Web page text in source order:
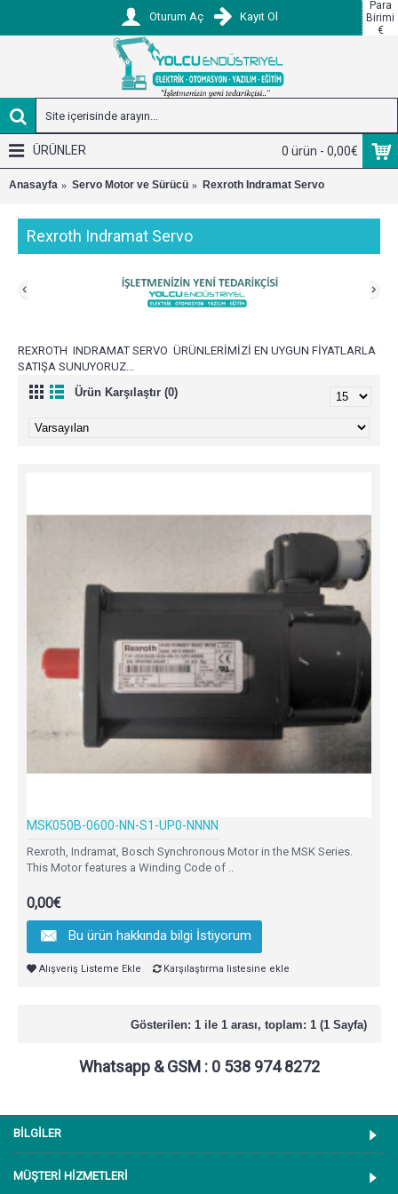
Para
Birimi
€
Oturum Aç Kayıt Ol
0 ürün - 0,00€
ÜRÜNLER
Anasayfa Servo Motor ve Sürücü Rexroth Indramat Servo
Rexroth Indramat Servo
REXROTH INDRAMAT SERVO ÜRÜNLERİMİZİ EN UYGUN FİYATLARLA
SATIŞA SUNUYORUZ...
Ürün Karşılaştır (0)
MSK050B-0600-NN-S1-UP0-NNNN
Rexroth, Indramat, Bosch Synchronous Motor in the MSK Series.
This Motor features a Winding Code of ..
0,00€
Bu ürün hakkında bilgi İstiyorum
Alışveriş Listeme Ekle Karşılaştırma listesine ekle
Gösterilen: 1 ile 1 arası, toplam: 1 (1 Sayfa)
Whatsapp & GSM : 0 538 974 8272
BİLGİLER
MÜŞTERİ HİZMETLERİ